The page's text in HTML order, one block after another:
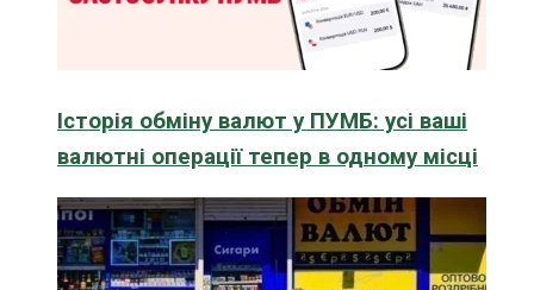
Історія обміну валют у ПУМБ: усі ваші
валютні операції тепер в одному місці